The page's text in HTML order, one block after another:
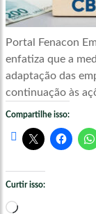
Portal Fenacon
enfatiza que a
adaptação das
continuação às
Compartilhe isso:
Curtir isso:
Carregando...